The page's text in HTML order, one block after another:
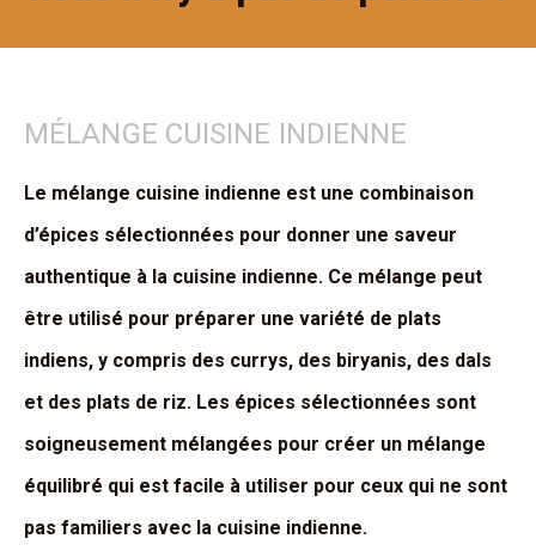
MÉLANGE CUISINE INDIENNE
Le mélange cuisine indienne est une combinaison
d’épices sélectionnées pour donner une saveur
authentique à la cuisine indienne. Ce mélange peut
être utilisé pour préparer une variété de plats
indiens, y compris des currys, des biryanis, des dals
et des plats de riz. Les épices sélectionnées sont
soigneusement mélangées pour créer un mélange
équilibré qui est facile à utiliser pour ceux qui ne sont
pas familiers avec la cuisine indienne.